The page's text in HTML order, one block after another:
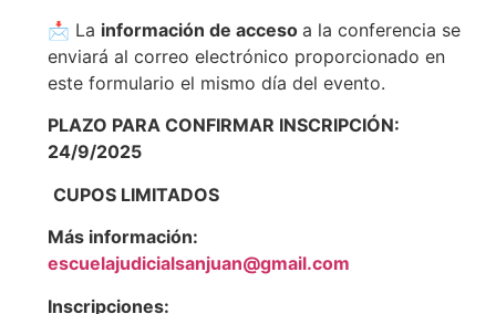
📩 La información de acceso a la conferencia se
enviará al correo electrónico proporcionado en
este formulario el mismo día del evento.
PLAZO PARA CONFIRMAR INSCRIPCIÓN:
24/9/2025
CUPOS LIMITADOS
Más información:
escuelajudicialsanjuan@gmail.com
Inscripciones: